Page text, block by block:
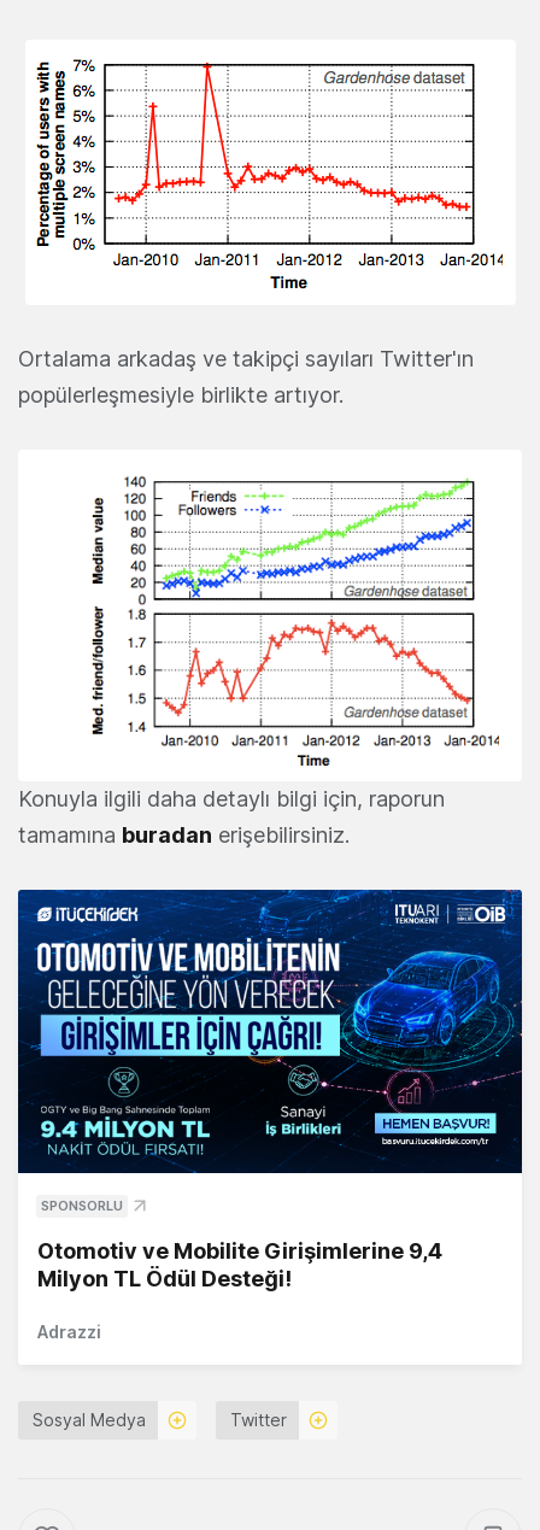
Ortalama arkadaş ve takipçi sayıları Twitter'ın
popülerleşmesiyle birlikte artıyor.
Konuyla ilgili daha detaylı bilgi için, raporun
tamamına buradan erişebilirsiniz.
SPONSORLU
Otomotiv ve Mobilite Girişimlerine 9,4
Milyon TL Ödül Desteği!
Adrazzi
Sosyal Medya Twitter